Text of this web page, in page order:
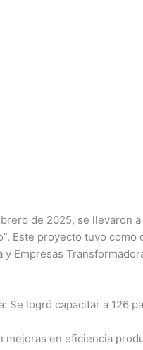
de 2025, se llevaron
Este proyecto tuvo
Empresas
Se logró capacitar a 126
mejoras en eficiencia